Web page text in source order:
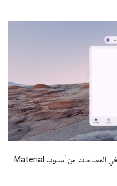
غير مُعدّ للاستخدام في المساحات من أسلوب Material